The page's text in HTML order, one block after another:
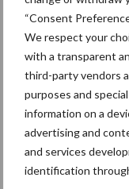
“Consent
We respect your
with a transparent
third-party vendors
purposes and
information on a
advertising and
and services
identification
Primaire
Sidebar
Recent
6 aug